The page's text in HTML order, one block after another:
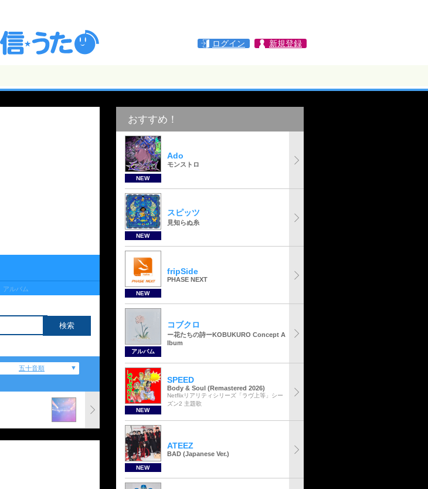
ログイン 新規登録
アルバム
五十音順
おすすめ！
NEW
Ado
モンストロ
NEW
スピッツ
見知らぬ糸
NEW
fripSide
PHASE NEXT
アルバム
コブクロ
ー花たちの詩ーKOBUKURO Concept A
lbum
NEW
SPEED
Body & Soul (Remastered 2026)
Netflixリアリティシリーズ「ラヴ上等」シー
ズン2 主題歌
NEW
ATEEZ
BAD (Japanese Ver.)